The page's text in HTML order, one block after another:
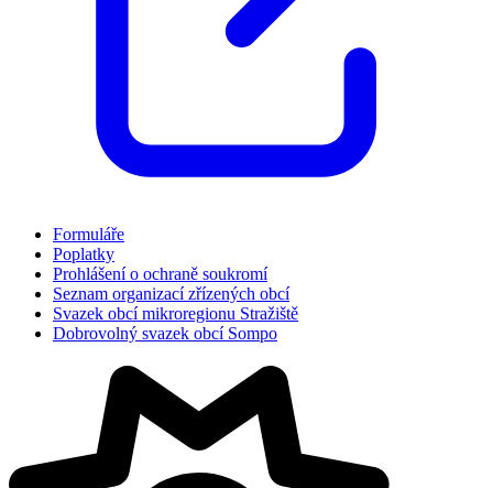
Formuláře
Poplatky
Prohlášení o ochraně soukromí
Seznam organizací zřízených obcí
Svazek obcí mikroregionu Stražiště
Dobrovolný svazek obcí Sompo